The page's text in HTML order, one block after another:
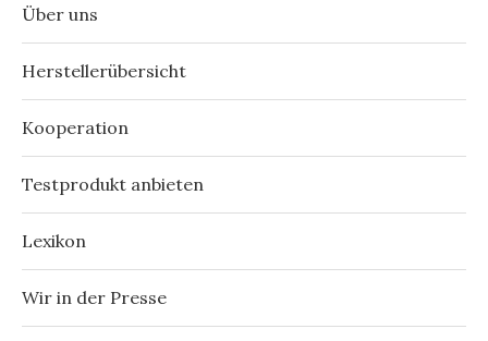
Über uns
Herstellerübersicht
Kooperation
Testprodukt anbieten
Lexikon
Wir in der Presse